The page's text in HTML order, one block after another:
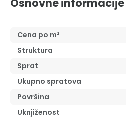
Osnovne informacije
Cena po m²
Struktura
Sprat
Ukupno spratova
Površina
Uknjiženost